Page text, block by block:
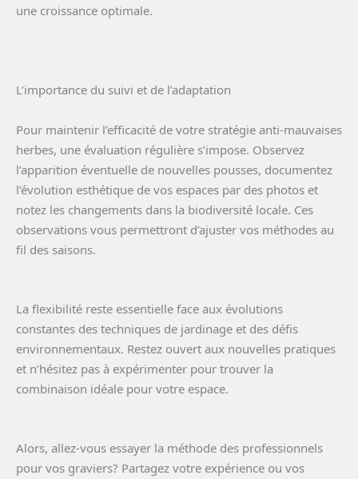
une croissance optimale.
L’importance du suivi et de l’adaptation
Pour maintenir l’efficacité de votre stratégie anti-mauvaises
herbes, une évaluation régulière s’impose. Observez
l’apparition éventuelle de nouvelles pousses, documentez
l’évolution esthétique de vos espaces par des photos et
notez les changements dans la biodiversité locale. Ces
observations vous permettront d’ajuster vos méthodes au
fil des saisons.
La flexibilité reste essentielle face aux évolutions
constantes des techniques de jardinage et des défis
environnementaux. Restez ouvert aux nouvelles pratiques
et n’hésitez pas à expérimenter pour trouver la
combinaison idéale pour votre espace.
Alors, allez-vous essayer la méthode des professionnels
pour vos graviers? Partagez votre expérience ou vos